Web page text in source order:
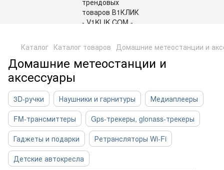
Каталог Каталог товаров Домашние метеостанции и
Домашние метеостанции и
аксессуары
3D-ручки Наушники и гарнитуры
Медиаплееры
FM-трансмиттеры
Gps-трекеры, glonass-трекеры
Гаджеты и подарки
Ретрансляторы Wi-Fi
Детские автокресла